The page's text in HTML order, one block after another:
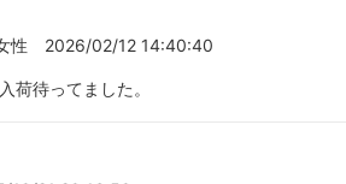
性 2026/02/12 14:40:40
荷待ってました。